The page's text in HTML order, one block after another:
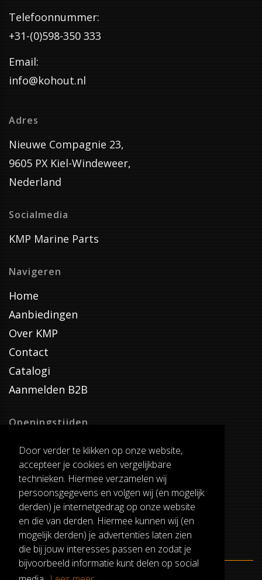
Door verder te klikken op onze website,
accepteer je cookies en vergelijkbare
technieken. Hiermee verzamelen wij
persoonsgegevens en volgen wij (en mogelijk
derden) je internetgedrag op onze website
en die van derden. Hiermee kunnen wij (en
mogelijk derden) je advertenties laten zien
die bij jouw interesses passen en zodat je
bijvoorbeeld informatie kunt delen op social
Telefoonnummer:
+31-(0)598-350 333
Email:
info@kohout.nl
Adres
Nieuwe Compagnie 23,
9605 PX Kiel-Windeweer,
Nederland
Socialmedia
KMP Marine Parts
Navigeren
Home
Aanbiedingen
Over KMP
Contact
Catalogi
Aanmelden B2B
Openingstijden
Dinsdag T/M Zaterdag
van 8:00-17:00
Verzenddagen
Dinsdag T/M Vrijdag
Pauze
12:30-13:00